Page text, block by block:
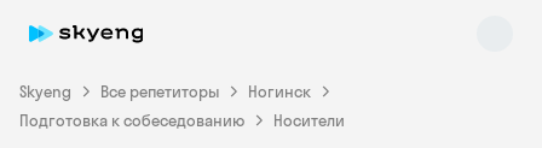
Skyeng Все репетиторы
Ногинск
Подготовка к собеседованию
Носители